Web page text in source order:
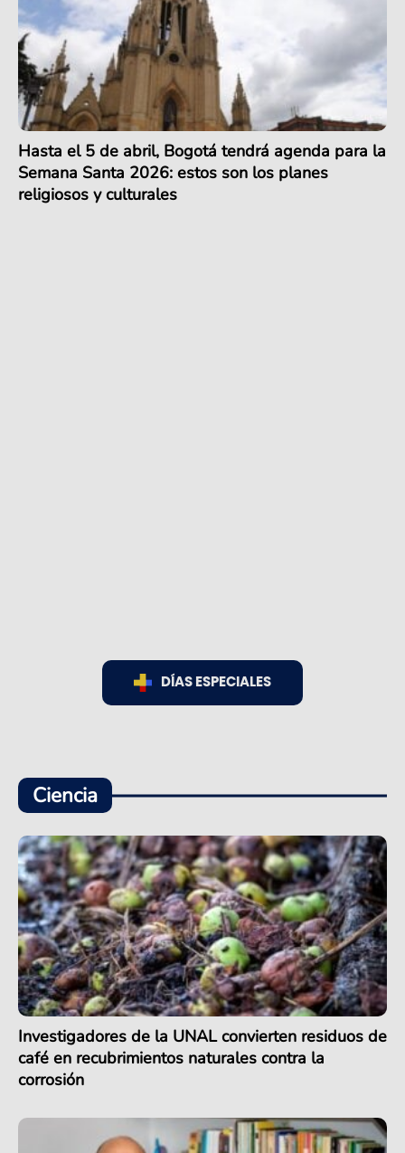
Hasta el 5 de abril, Bogotá tendrá agenda para la
Semana Santa 2026: estos son los planes
religiosos y culturales
DÍAS ESPECIALES
Ciencia
Investigadores de la UNAL convierten residuos de
café en recubrimientos naturales contra la
corrosión